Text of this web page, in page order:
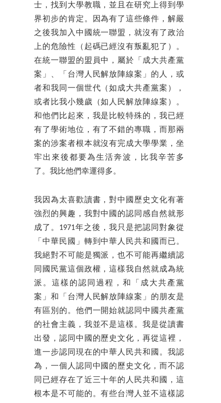
士，找到大學教職，並且在研究上得到學
界初步的肯定。因為有了這些條件，解嚴
之後我加入中國統一聯盟，就沒有了政治
上的危險性（起碼已經沒有叛亂犯了）。
在統一聯盟的盟員中，屬於「成大共產黨
案」、「台灣人民解放陣線案」的人，或
者和我同一個世代（如成大共產黨案），
或者比我小幾歲（如人民解放陣線案）。
和他們比起來，我是比較特殊的，我已經
有了學術地位，有了不錯的專職，而那兩
案的涉案者根本就沒有完成大學學業，坐
牢出來後都要為生活奔波，比我辛苦多
了。我比他們幸運得多。
我因為太喜歡讀書，對中國歷史文化有著
強烈的興趣，我對中國的認同感自然就形
成了。1971年之後，我只是把認同對象從
「中華民國」轉到中華人民共和國而已。
我絕對不可能是獨派，也不可能再繼續認
同國民黨這個政權，這樣我自然就成為統
派。這樣的認同過程，和「成大共產黨
案」和「台灣人民解放陣線案」的朋友是
有區別的。他們一開始就認同中國共產黨
的社會主義，我並不是這樣。我是從讀書
出發，認同中國的歷史文化，再從這裡，
進一步認同現在的中華人民共和國。我認
為，一個人認同中國的歷史文化，而不認
同已經存在了近三十年的人民共和國，這
根本是不可能的。有些台灣人並不這樣認